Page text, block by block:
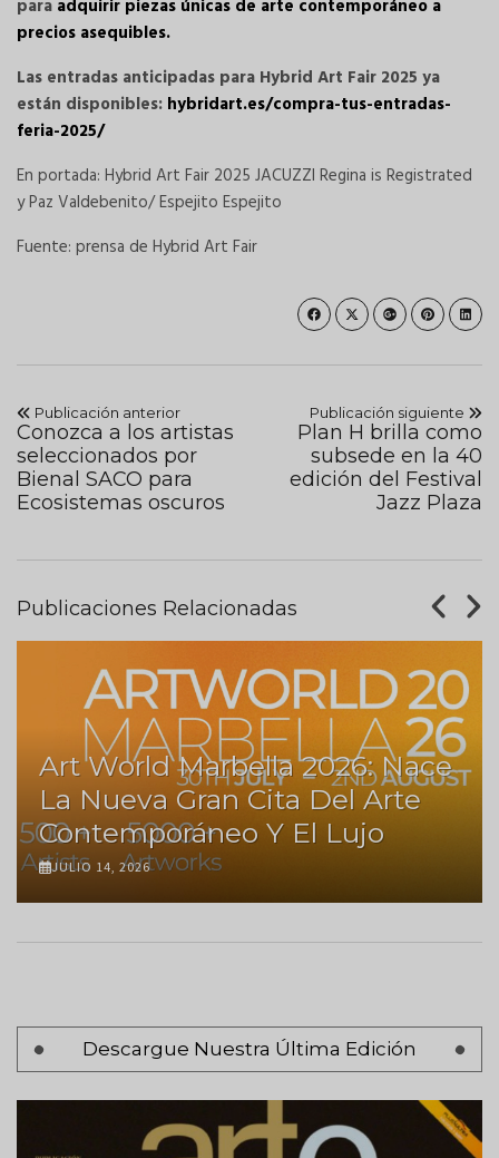
para adquirir piezas únicas de arte contemporáneo a
precios asequibles.
Las entradas anticipadas para Hybrid Art Fair 2025 ya
están disponibles: hybridart.es/compra-tus-entradas-
feria-2025/
En portada: Hybrid Art Fair 2025 JACUZZI Regina is Registrated
y Paz Valdebenito/ Espejito Espejito
Fuente: prensa de Hybrid Art Fair
Publicación anterior
Conozca a los artistas
seleccionados por
Bienal SACO para
Ecosistemas oscuros
Publicación siguiente
Plan H brilla como
subsede en la 40
edición del Festival
Jazz Plaza
Publicaciones Relacionadas
Art World Marbella 2026: Nace
La Nueva Gran Cita Del Arte
Contemporáneo Y El Lujo
JULIO 14, 2026
Descargue Nuestra Última Edición
Paginación
Siguiente >